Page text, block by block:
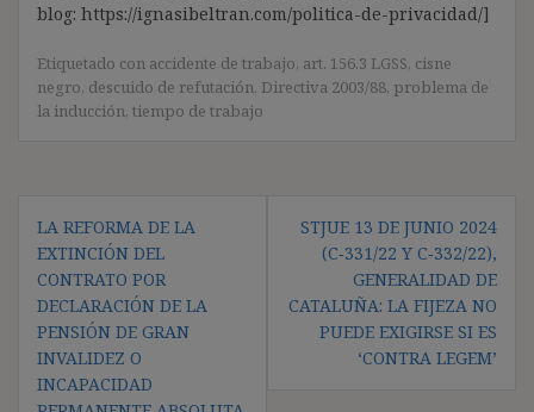
blog: https://ignasibeltran.com/politica-de-privacidad/]
Etiquetado con accidente de trabajo, art. 156.3 LGSS, cisne
negro, descuido de refutación, Directiva 2003/88, problema de
la inducción, tiempo de trabajo
de
entradas
LA REFORMA DE LA
EXTINCIÓN DEL
CONTRATO POR
DECLARACIÓN DE LA
PENSIÓN DE GRAN
INVALIDEZ O
INCAPACIDAD
STJUE 13 DE JUNIO 2024
(C‑331/22 Y C‑332/22),
GENERALIDAD DE
CATALUÑA: LA FIJEZA NO
PUEDE EXIGIRSE SI ES
‘CONTRA LEGEM’